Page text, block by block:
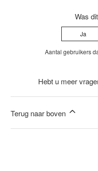
Was
Ja
Aantal gebruikers
Hebt u meer
Terug naar boven